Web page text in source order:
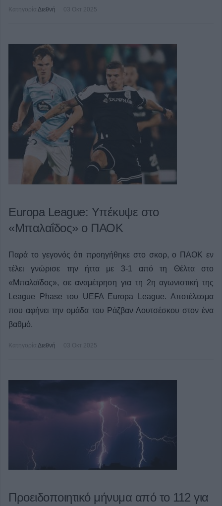
Κατηγορία Διεθνή 03 Οκτ 2025
Europa League: Υπέκυψε στο
«Μπαλαΐδος» ο ΠΑΟΚ
Παρά το γεγονός ότι προηγήθηκε στο σκορ, ο ΠΑΟΚ εν
τέλει γνώρισε την ήττα με 3-1 από τη Θέλτα στο
«Μπαλαϊδος», σε αναμέτρηση για τη 2η αγωνιστική της
League Phase του UEFA Europa League. Αποτέλεσμα
που αφήνει την ομάδα του Ράζβαν Λουτσέσκου στον ένα
βαθμό.
Κατηγορία Διεθνή 03 Οκτ 2025
Προειδοποιητικό μήνυμα από το 112 για